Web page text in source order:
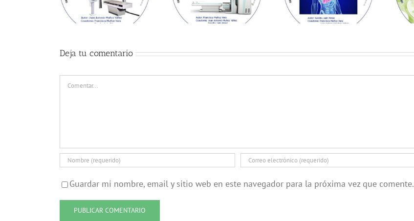
Deja tu comentario
Comentar
Guardar mi nombre, email y sitio web en este navegador para la próxima vez que comente.